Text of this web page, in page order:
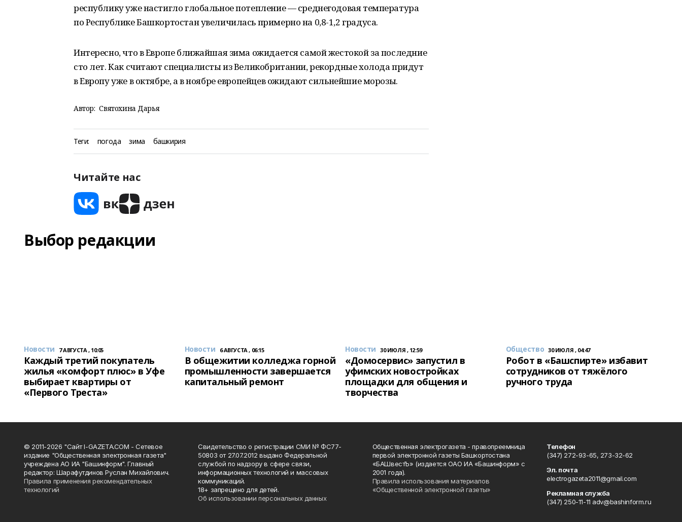
республику уже настигло глобальное потепление — среднегодовая температура
по Республике Башкортостан увеличилась примерно на 0,8-1,2 градуса.
Интересно, что в Европе ближайшая зима ожидается самой жестокой за последние
сто лет. Как считают специалисты из Великобритании, рекордные холода придут
в Европу уже в октябре, а в ноябре европейцев ожидают сильнейшие морозы.
Автор: Святохина Дарья
Теги: погода зима башкирия
Читайте нас
Выбор редакции
Новости 7 АВГУСТА , 10:05
Каждый третий покупатель
жилья «комфорт плюс» в Уфе
выбирает квартиры от
«Первого Треста»
Новости 6 АВГУСТА , 06:15
В общежитии колледжа горной
промышленности завершается
капитальный ремонт
Новости 30 ИЮЛЯ , 12:59
«Домосервис» запустил в
уфимских новостройках
площадки для общения и
творчества
Общество 30 ИЮЛЯ , 04:47
Робот в «Башспирте» избавит
сотрудников от тяжёлого
ручного труда
© 2011-2026 "Сайт I-GAZETA.COM - Сетевое
издание "Общественная электронная газета"
учреждена АО ИА "Башинформ". Главный
редактор: Шарафутдинов Руслан Михайлович.
Правила применения рекомендательных
технологий
Свидетельство о регистрации СМИ № ФС77-
50803 от 27.07.2012 выдано Федеральной
службой по надзору в сфере связи,
информационных технологий и массовых
коммуникаций.
18+ запрещено для детей.
Об использовании персональных данных
Общественная электрогазета - правопреемница
первой электронной газеты Башкортостана
«БАШвестЪ» (издается ОАО ИА «Башинформ» с
2001 года).
Правила использования материалов
«Общественной электронной газеты»
Телефон
(347) 272-93-65, 273-32-62
Эл. почта
electrogazeta2011@gmail.com
Рекламная служба
(347) 250-11-11 adv@bashinform.ru